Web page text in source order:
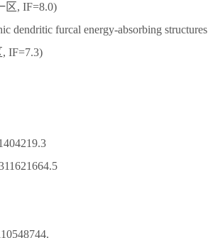
区, IF=8.0)
dendritic furcal energy-absorbing structures
, IF=7.3)